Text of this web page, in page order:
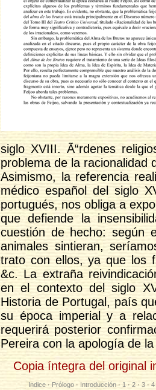
siglo XVIII. Ã“rdenes
problema de la racionalidad
Asimismo, la referencia
médico español del siglo
portugués, nos obliga a
que defiende la
cuestión de hecho: según
animales sintieran,
trato con ellos, ya que los
&c. La extraña
en el contexto del siglo
Historia de Portugal, país
su época imperial y a
requerirá posterior
Pereira con la apología de
Copia íntegra del original
Indice · Prólogo · Introducción · 1 · 2 · 3 · 4